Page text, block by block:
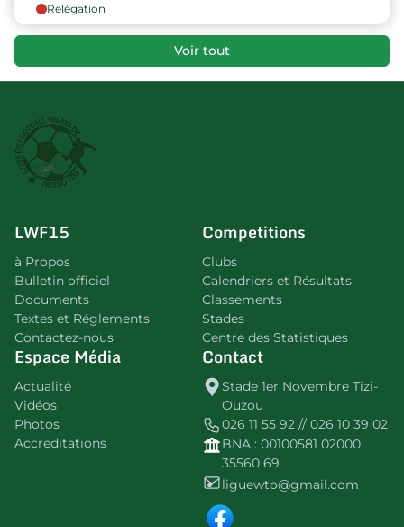
Relégation
Voir tout
LWF15
à Propos
Bulletin officiel
Documents
Textes et Réglements
Contactez-nous
Competitions
Clubs
Calendriers et Résultats
Classements
Stades
Centre des Statistiques
Espace Média
Actualité
Vidéos
Photos
Accreditations
Contact
Stade 1er Novembre Tizi-
Ouzou
026 11 55 92 // 026 10 39 02
BNA : 00100581 02000
35560 69
liguewto@gmail.com